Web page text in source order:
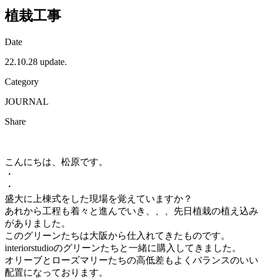
植栽工事
Date
22.10.28 update.
Category
JOURNAL
Share
こんにちは、松原です。
・
・
盛大に上棟式をした現場を覚えていますか？
あれから工程も着々と進んでいき、、、先日植栽の植え込み
がありました。
このグリーンたちは大阪から仕入れてきたものです。
interiorstudioのグリーンたちと一緒に購入してきました。
オリーブとローズマリーたちの高低差もよくバランスのいい
配置になっております。